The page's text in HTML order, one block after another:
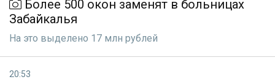
Более 500 окон заменят в больницах
Забайкалья
На это выделено 17 млн рублей
20:53